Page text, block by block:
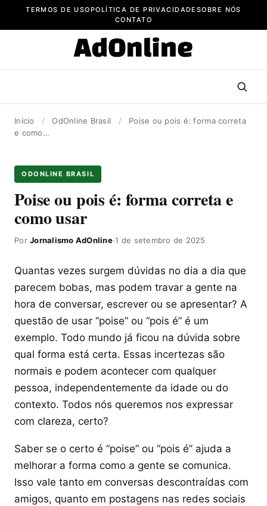
TERMOS DE USOPOLÍTICA DE PRIVACIDADE SOBRE NÓS
CONTATO
Início / OdOnline Brasil /
Poise ou pois é: forma correta
e como…
ODONLINE BRASIL
Poise ou pois é: forma correta e
como usar
PorJornalismo AdOnline·1 de setembro de 2025
Quantas vezes surgem dúvidas no dia a dia que
parecem bobas, mas podem travar a gente na
hora de conversar, escrever ou se apresentar? A
questão de usar “poise” ou “pois é” é um
exemplo. Todo mundo já ficou na dúvida sobre
qual forma está certa. Essas incertezas são
normais e podem acontecer com qualquer
pessoa, independentemente da idade ou do
contexto. Todos nós queremos nos expressar
com clareza, certo?
Saber se o certo é “poise” ou “pois é” ajuda a
melhorar a forma como a gente se comunica.
Isso vale tanto em conversas descontraídas com
amigos, quanto em postagens nas redes sociais